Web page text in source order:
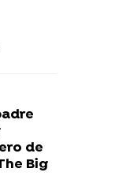
de
Big